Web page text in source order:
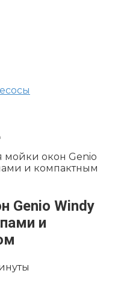
мойки окон Genio
и компактным
Genio Windy
и